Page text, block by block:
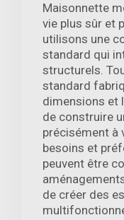
Maisonnette
vie plus sûr et
utilisons une
standard qui
structurels.
standard
dimensions et
de construire
précisément à
besoins et
peuvent être
de créer des